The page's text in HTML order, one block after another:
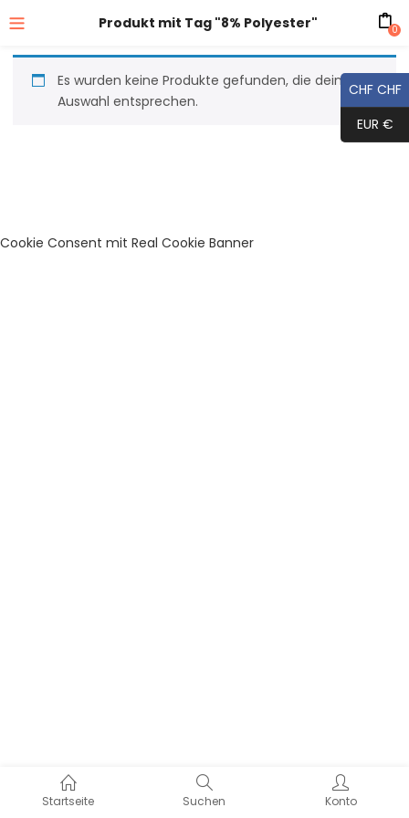
Produkt mit Tag "8% Polyester" 0
Startseite Suchen Konto
Es wurden keine Produkte gefunden, die deiner
Auswahl entsprechen.
CHF CHF
EUR €
Cookie Consent mit Real Cookie Banner